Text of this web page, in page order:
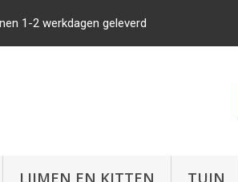
1-2 werkdagen geleverd
LIJMEN EN KITTEN TUIN